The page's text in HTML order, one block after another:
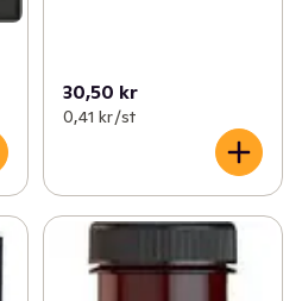
30,50 kr
0,41 kr /st